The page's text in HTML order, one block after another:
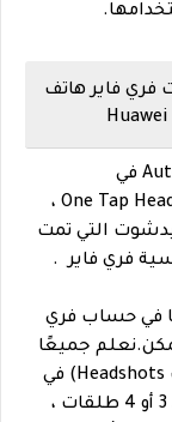
فاير هاتف
بالنسبة للهيدشوت التلقائي Auto Headshot في
هاتف هواوي Huawei mate 20 وكذلك One Tap Headshot ،
التي تمت
فري فاير .
في حساب فري
نعلم جميعًا
مدى أهمية ضربة الرأس الآلية (الهيدشوت Headshots) في
لعبة فري فاير لأن اللاعب ينهي خصومه في 3 أو 4 طلقات ،